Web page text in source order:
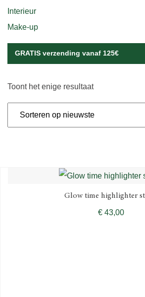
Interieur
Make-up
GRATIS verzending vanaf 125€
Toont het enige resultaat
Glow time highlighter
€43,00